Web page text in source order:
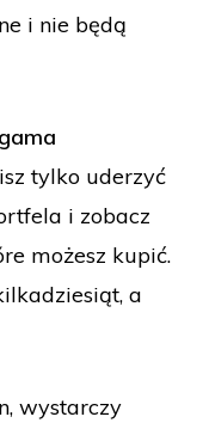
i nie będą
tylko uderzyć
i zobacz
możesz kupić.
a
wystarczy